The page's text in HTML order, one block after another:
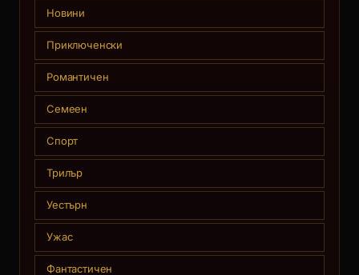
Новини
Приключенски
Романтичен
Семеен
Спорт
Трилър
Уестърн
Ужас
Фантастичен